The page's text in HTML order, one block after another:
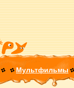
Мультфильмы